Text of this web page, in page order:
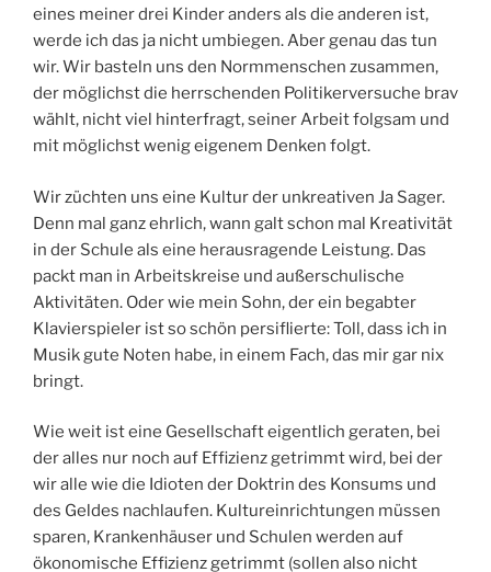
eines meiner drei Kinder anders als die anderen ist,
werde ich das ja nicht umbiegen. Aber genau das tun
wir. Wir basteln uns den Normmenschen zusammen,
der möglichst die herrschenden Politikerversuche brav
wählt, nicht viel hinterfragt, seiner Arbeit folgsam und
mit möglichst wenig eigenem Denken folgt.
Wir züchten uns eine Kultur der unkreativen Ja Sager.
Denn mal ganz ehrlich, wann galt schon mal Kreativität
in der Schule als eine herausragende Leistung. Das
packt man in Arbeitskreise und außerschulische
Aktivitäten. Oder wie mein Sohn, der ein begabter
Klavierspieler ist so schön persiflierte: Toll, dass ich in
Musik gute Noten habe, in einem Fach, das mir gar nix
bringt.
Wie weit ist eine Gesellschaft eigentlich geraten, bei
der alles nur noch auf Effizienz getrimmt wird, bei der
wir alle wie die Idioten der Doktrin des Konsums und
des Geldes nachlaufen. Kultureinrichtungen müssen
sparen, Krankenhäuser und Schulen werden auf
ökonomische Effizienz getrimmt (sollen also nicht